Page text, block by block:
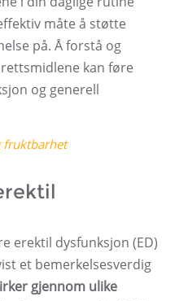
måte å støtte
på. Å forstå og
kan føre
og generell
fruktbarhet
erektil dysfunksjon (ED)
et bemerkelsesverdig
gjennom ulike